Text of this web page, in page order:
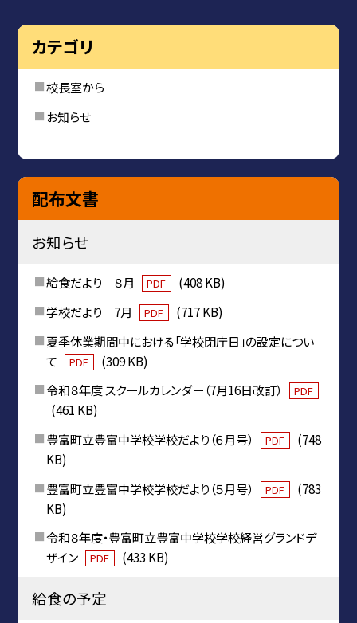
カテゴリ
校長室から
お知らせ
配布文書
お知らせ
給食だより ８月 PDF
(408 KB)
学校だより 7月
PDF
(717 KB)
夏季休業期間中における「学校閉庁日」の設定につい
て
PDF
(309 KB)
令和８年度 スクールカレンダー（7月16日改訂）
PDF
(461 KB)
豊富町立豊富中学校学校だより（６月号）
PDF
(748
KB)
豊富町立豊富中学校学校だより（５月号）
PDF
(783
KB)
令和８年度・豊富町立豊富中学校学校経営グランドデ
ザイン
PDF (433 KB)
給食の予定